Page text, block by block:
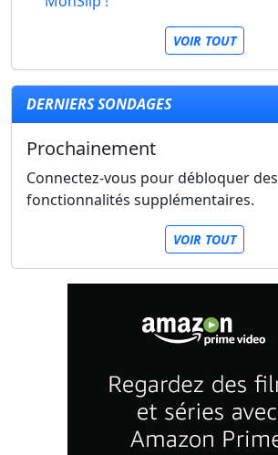
VOIR TOUT
DERNIERS SONDAGES
Prochainement
Connectez-vous pour débloquer des
fonctionnalités supplémentaires.
VOIR TOUT